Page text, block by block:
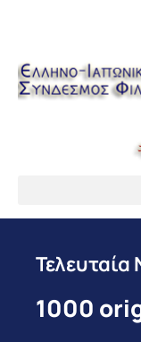
Τελευταία
1000